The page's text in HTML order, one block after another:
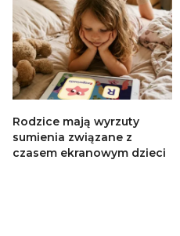
Rodzice mają wyrzuty
sumienia związane z
czasem ekranowym dzieci